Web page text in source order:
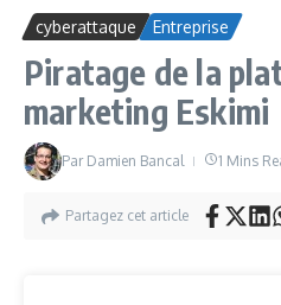
cyberattaque Entreprise
Piratage de la
marketing Eskimi
Par Damien Bancal 1 Mins
Partagez cet article